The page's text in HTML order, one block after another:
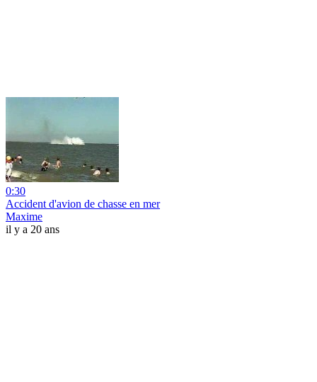
0:30
Accident d'avion de chasse en mer
Maxime
il y a 20 ans